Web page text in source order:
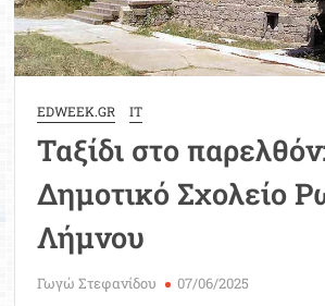
EDWEEK.GR IT
Ταξίδι στο
Δημοτικό Σχολείο
Λήμνου
Γωγώ Στεφανίδου 07/06/2025